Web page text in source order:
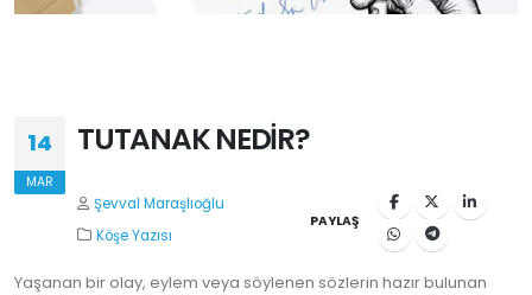
14
MAR
TUTANAK NEDİR?
Şevval Maraşlıoğlu
Köşe Yazısı
PAYLAŞ
Yaşanan bir olay, eylem veya söylenen sözlerin hazır bulunan